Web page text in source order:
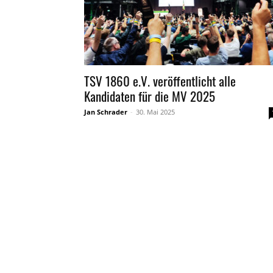
TSV 1860 e.V. veröffentlicht alle
Kandidaten für die MV 2025
Jan Schrader - 30. Mai 2025